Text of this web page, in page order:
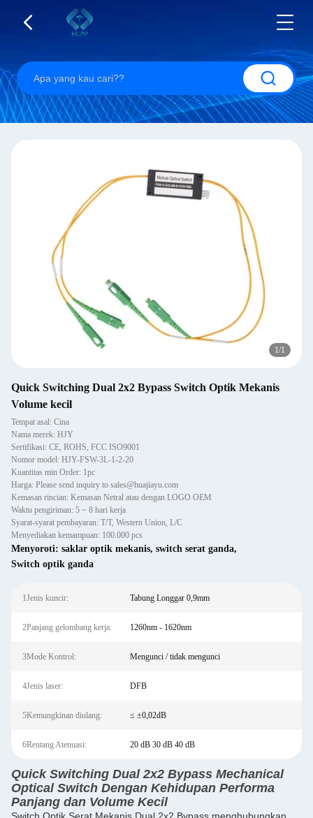
1/1
Quick Switching Dual 2x2 Bypass Switch Optik Mekanis
Volume kecil
Tempat asal: Cina
Nama merek: HJY
Sertifikasi: CE, ROHS, FCC ISO9001
Nomor model: HJY-FSW-3L-1-2-20
Kuantitas min Order: 1pc
Harga: Please send inquiry to sales@huajiayu.com
Kemasan rincian: Kemasan Netral atau dengan LOGO OEM
Waktu pengiriman: 5 ~ 8 hari kerja
Syarat-syarat pembayaran: T/T, Western Union, L/C
Menyediakan kemampuan: 100.000 pcs
Menyoroti: saklar optik mekanis, switch serat ganda,
Switch optik ganda
1Jenis kuncir: Tabung Longgar 0,9mm
2Panjang gelombang kerja: 1260nm - 1620nm
3Mode Kontrol: Mengunci / tidak mengunci
4Jenis laser: DFB
5Kemungkinan diulang: ≤ ±0,02dB
6Rentang Atenuasi: 20 dB 30 dB 40 dB
Quick Switching Dual 2x2 Bypass Mechanical
Optical Switch Dengan Kehidupan Performa
Panjang dan Volume Kecil